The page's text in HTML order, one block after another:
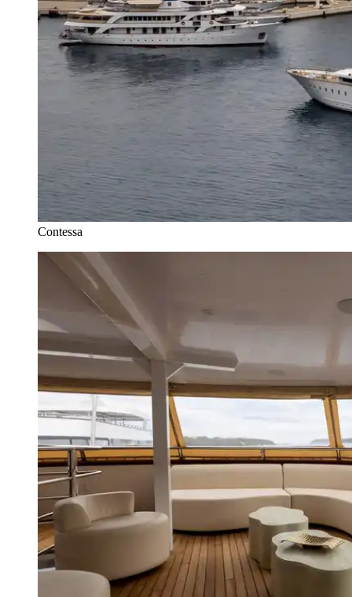
Contessa